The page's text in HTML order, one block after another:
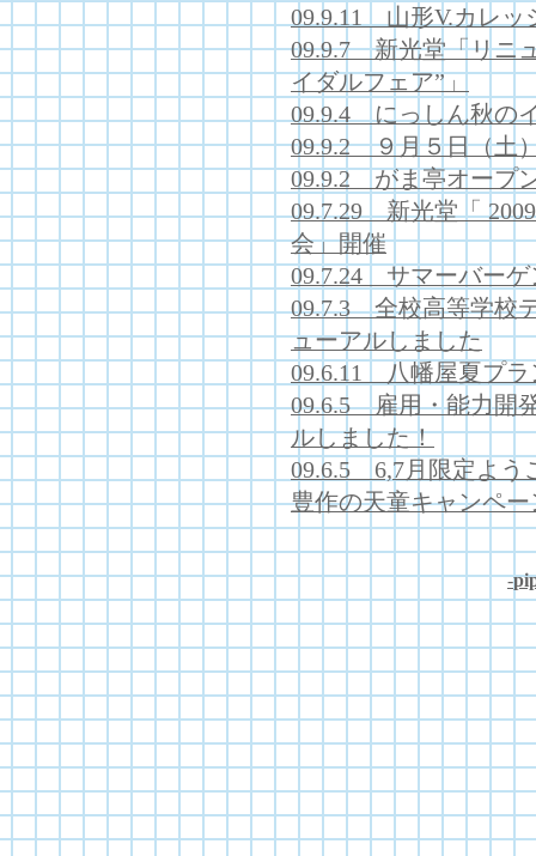
09.9.11 山形V.カレッ
09.9.7 新光堂「リニ
イダルフェア”」
09.9.4 にっしん秋の
09.9.2 ９月５日（土
09.9.2 がま亭オープ
09.7.29 新光堂「
会」開催
09.7.24 サマーバー
09.7.3 全校高等学校
ューアルしました
09.6.11 八幡屋夏プラ
09.6.5 雇用・能力開
ルしました！
09.6.5 6,7月限定よう
豊作の天童キャンペ
-